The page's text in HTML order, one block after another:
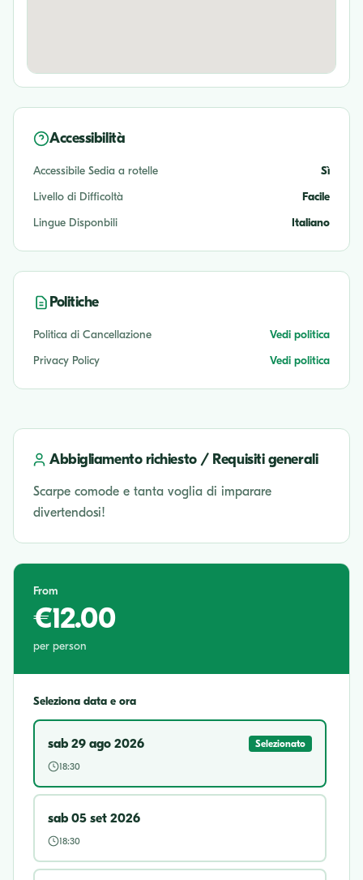
Accessibilità
Accessibile Sedia a rotelle
Sì
Livello di Difficoltà
Facile
Lingue Disponbili
Italiano
Politiche
Politica di Cancellazione
Vedi politica
Privacy Policy
Vedi politica
Abbigliamento richiesto / Requisiti generali
Scarpe comode e tanta voglia di imparare
divertendosi!
From
€12.00
per person
Seleziona data e ora
sab 29 ago 2026
Selezionato
18:30
sab 05 set 2026
18:30